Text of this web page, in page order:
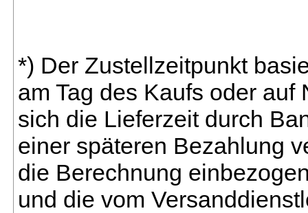
*) Der Zustellzeitpunkt
am Tag des Kaufs oder
sich die Lieferzeit durch
einer späteren Bezahlung
die Berechnung
und die vom